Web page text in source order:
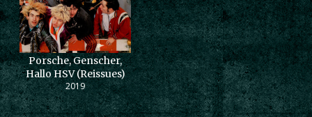
Porsche, Genscher,
Hallo HSV (Reissues)
2019